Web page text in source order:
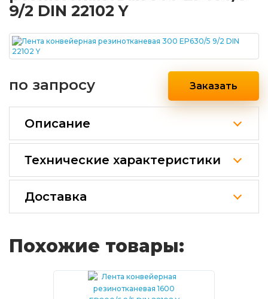
9/2 DIN 22102 Y
по запросу Заказать
Описание
Технические характеристики
Доставка
Похожие товары: